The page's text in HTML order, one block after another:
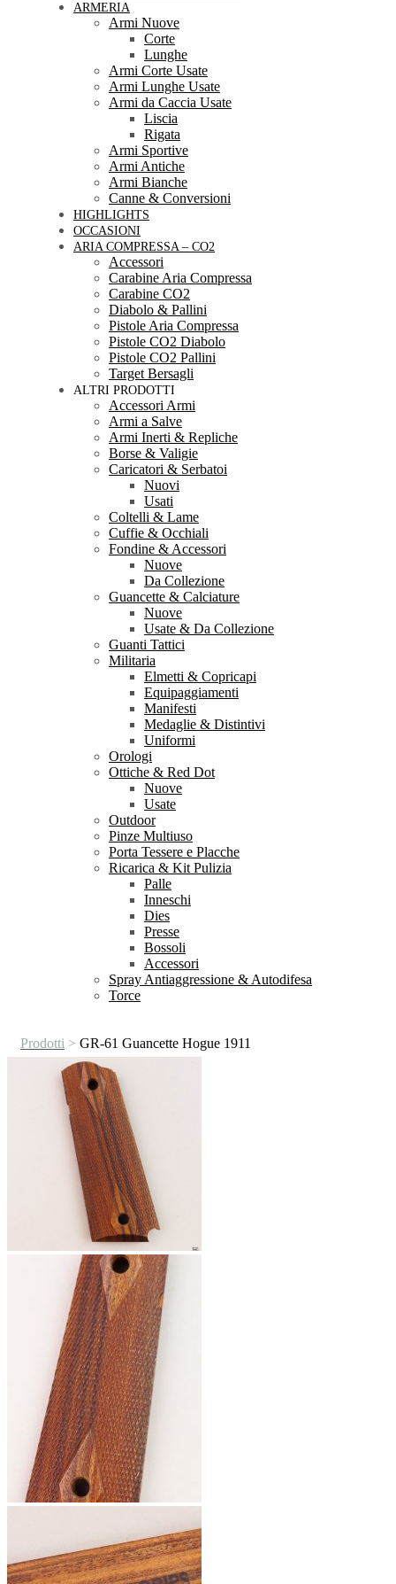
ARMERIA
Armi Nuove
Corte
Lunghe
Armi Corte Usate
Armi Lunghe Usate
Armi da Caccia Usate
Liscia
Rigata
Armi Sportive
Armi Antiche
Armi Bianche
Canne & Conversioni
HIGHLIGHTS
OCCASIONI
ARIA COMPRESSA – CO2
Accessori
Carabine Aria Compressa
Carabine CO2
Diabolo & Pallini
Pistole Aria Compressa
Pistole CO2 Diabolo
Pistole CO2 Pallini
Target Bersagli
ALTRI PRODOTTI
Accessori Armi
Armi a Salve
Armi Inerti & Repliche
Borse & Valigie
Caricatori & Serbatoi
Nuovi
Usati
Coltelli & Lame
Cuffie & Occhiali
Fondine & Accessori
Nuove
Da Collezione
Guancette & Calciature
Nuove
Usate & Da Collezione
Guanti Tattici
Militaria
Elmetti & Copricapi
Equipaggiamenti
Manifesti
Medaglie & Distintivi
Uniformi
Orologi
Ottiche & Red Dot
Nuove
Usate
Outdoor
Pinze Multiuso
Porta Tessere e Placche
Ricarica & Kit Pulizia
Palle
Inneschi
Dies
Presse
Bossoli
Accessori
Spray Antiaggressione & Autodifesa
Torce
Prodotti > GR-61 Guancette Hogue 1911